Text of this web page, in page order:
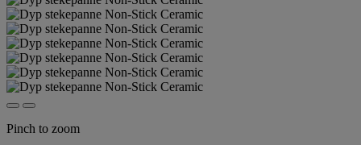
Pinch to zoom